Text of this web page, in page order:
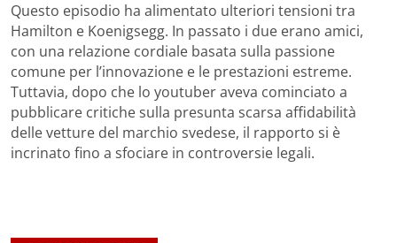
Questo episodio ha alimentato ulteriori tensioni tra
Hamilton e Koenigsegg. In passato i due erano amici,
con una relazione cordiale basata sulla passione
comune per l’innovazione e le prestazioni estreme.
Tuttavia, dopo che lo youtuber aveva cominciato a
pubblicare critiche sulla presunta scarsa affidabilità
delle vetture del marchio svedese, il rapporto si è
incrinato fino a sfociare in controversie legali.